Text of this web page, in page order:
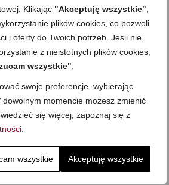
Klikając "Akceptuję wszystkie"
plików cookies, co pozwoli
i oferty do Twoich potrzeb. Jeśli nie
z nieistotnych plików cookies,
wszystkie"
swoje preferencje, wybierając
dowolnym momencie możesz zmienić
się więcej, zapoznaj się z
wszystkie Akceptuję wszystkie